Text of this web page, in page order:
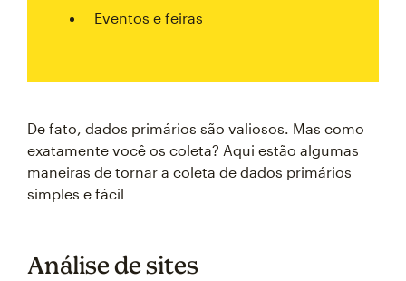
Eventos e feiras
De fato, dados primários são valiosos. Mas como
exatamente você os coleta? Aqui estão algumas
maneiras de tornar a coleta de dados primários
simples e fácil
Análise de sites